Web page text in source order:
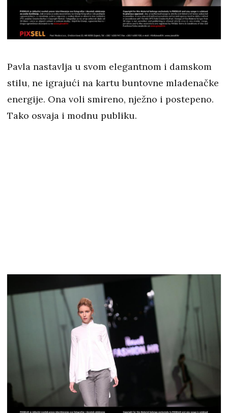
Pavla nastavlja u svom elegantnom i damskom
stilu, ne igrajući na kartu buntovne mladenačke
energije. Ona voli smireno, nježno i postepeno.
Tako osvaja i modnu publiku.